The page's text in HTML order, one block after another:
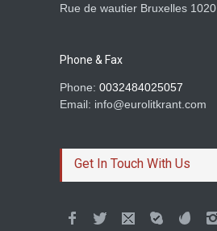
Dimil Stoilov
Rue de wautier Bruxelles 1020
Phone & Fax
Phone: 0032484025057
Email: info@eurolitkrant.com
Get In Touch With Us